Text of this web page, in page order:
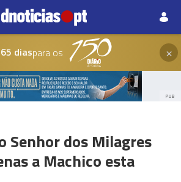
65 diaspara os ×
PUB
Senhor dos Milagres
a Machico esta